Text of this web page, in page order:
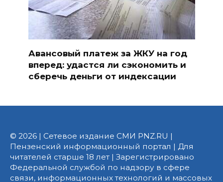
Авансовый платеж за ЖКУ на год
вперед: удастся ли сэкономить и
сберечь деньги от индексации
© 2026 | Сетевое издание СМИ PNZ.RU |
Пензенский информационный портал | Для
читателей старше 18 лет | Зарегистрировано
Федеральной службой по надзору в сфере
связи, информационных технологий и массовых